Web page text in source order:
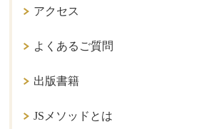
アクセス
よくあるご質問
出版書籍
JSメソッドとは